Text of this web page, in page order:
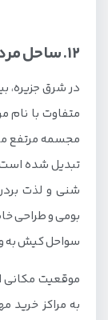
12. ساحل مرد ماهیگیر
در شرق جزیره،
متفاوت با نام
مجسمه مرتفع
تبدیل شده
شنی و لذت
بومی و طراحی
سواحل کیش به
موقعیت
به مراکز خرید